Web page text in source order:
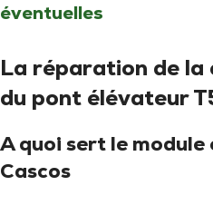
éventuelles
La réparation de
du pont élévateur
A quoi sert le
Cascos